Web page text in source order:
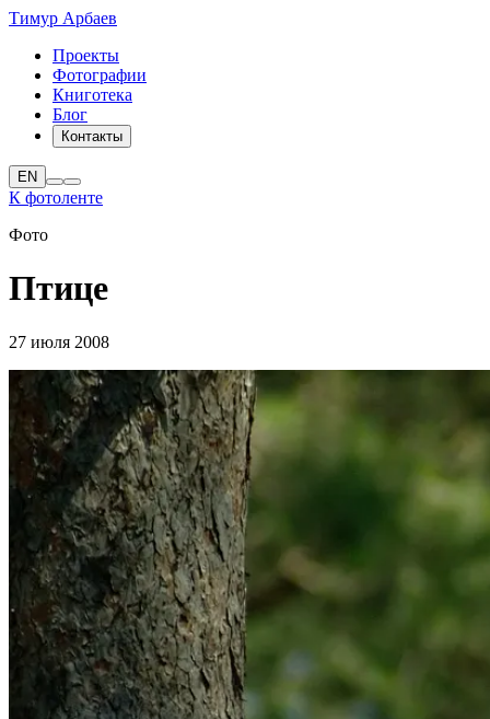
Тимур Арбаев
Проекты
Фотографии
Книготека
Блог
Контакты
EN
К фотоленте
Фото
Птице
27 июля 2008